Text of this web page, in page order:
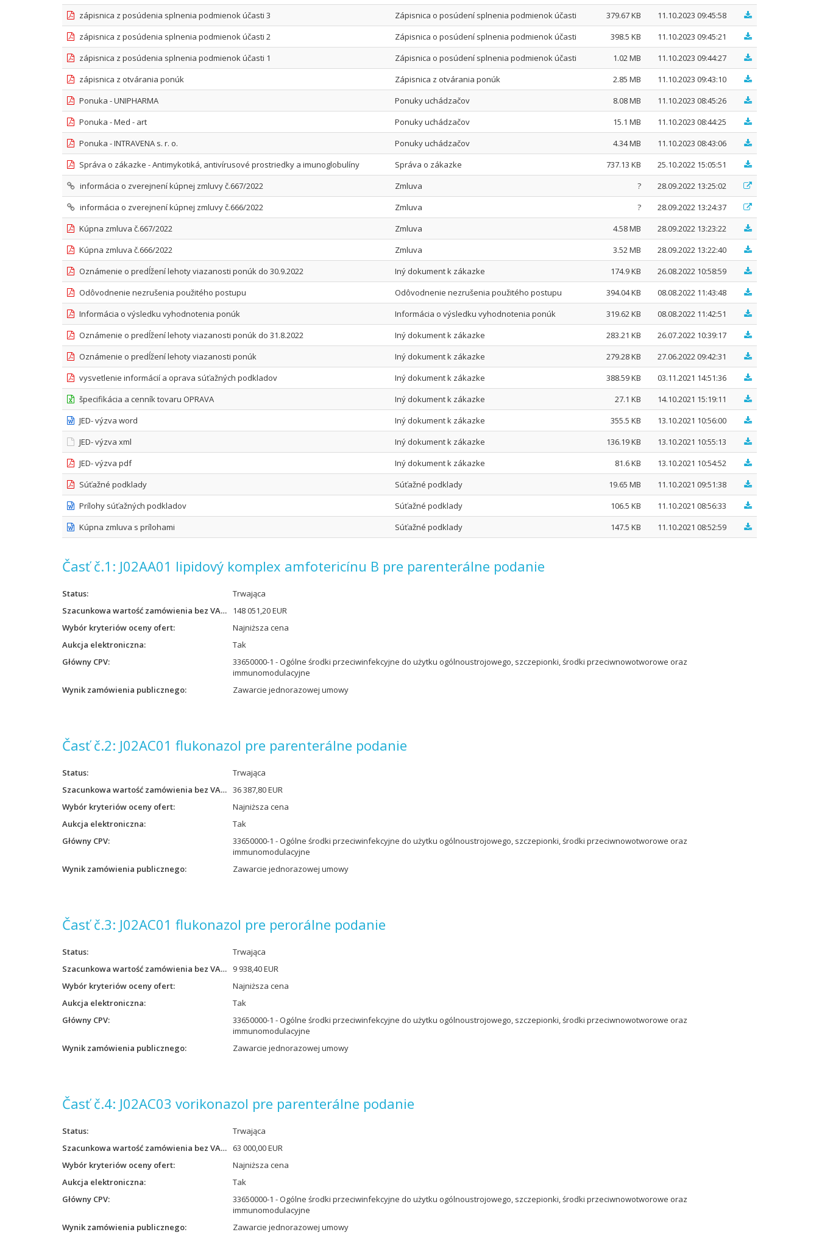
zápisnica z posúdenia splnenia podmienok účasti 3
Zápisnica o posúdení splnenia podmienok účasti 379.67 KB
11.10.2023 09:45:58
zápisnica z posúdenia splnenia podmienok účasti 2
Zápisnica o posúdení splnenia podmienok účasti 398.5 KB
11.10.2023 09:45:21
zápisnica z posúdenia splnenia podmienok účasti 1
Zápisnica o posúdení splnenia podmienok účasti 1.02 MB
11.10.2023 09:44:27
zápisnica z otvárania ponúk
Zápisnica z otvárania ponúk 2.85 MB
11.10.2023 09:43:10
Ponuka - UNIPHARMA
Ponuky uchádzačov 8.08 MB
11.10.2023 08:45:26
Ponuka - Med - art
Ponuky uchádzačov 15.1 MB
11.10.2023 08:44:25
Ponuka - INTRAVENA s. r. o.
Ponuky uchádzačov 4.34 MB
11.10.2023 08:43:06
Správa o zákazke - Antimykotiká, antivírusové prostriedky a imunoglobulíny
Správa o zákazke 737.13 KB
25.10.2022 15:05:51
informácia o zverejnení kúpnej zmluvy č.667/2022
Zmluva ?
28.09.2022 13:25:02
informácia o zverejnení kúpnej zmluvy č.666/2022
Zmluva ?
28.09.2022 13:24:37
Kúpna zmluva č.667/2022
Zmluva 4.58 MB
28.09.2022 13:23:22
Kúpna zmluva č.666/2022
Zmluva 3.52 MB
28.09.2022 13:22:40
Oznámenie o predĺžení lehoty viazanosti ponúk do 30.9.2022
Iný dokument k zákazke 174.9 KB
26.08.2022 10:58:59
Odôvodnenie nezrušenia použitého postupu
Odôvodnenie nezrušenia použitého postupu 394.04 KB
08.08.2022 11:43:48
Informácia o výsledku vyhodnotenia ponúk
Informácia o výsledku vyhodnotenia ponúk 319.62 KB
08.08.2022 11:42:51
Oznámenie o predĺžení lehoty viazanosti ponúk do 31.8.2022
Iný dokument k zákazke 283.21 KB
26.07.2022 10:39:17
Oznámenie o predĺžení lehoty viazanosti ponúk
Iný dokument k zákazke 279.28 KB
27.06.2022 09:42:31
vysvetlenie informácií a oprava súťažných podkladov
Iný dokument k zákazke 388.59 KB
03.11.2021 14:51:36
špecifikácia a cenník tovaru OPRAVA
Iný dokument k zákazke 27.1 KB
14.10.2021 15:19:11
JED- výzva word
Iný dokument k zákazke 355.5 KB
13.10.2021 10:56:00
JED- výzva xml
Iný dokument k zákazke 136.19 KB
13.10.2021 10:55:13
JED- výzva pdf
Iný dokument k zákazke 81.6 KB
13.10.2021 10:54:52
Súťažné podklady
Súťažné podklady 19.65 MB
11.10.2021 09:51:38
Prílohy súťažných podkladov
Súťažné podklady 106.5 KB
11.10.2021 08:56:33
Kúpna zmluva s prílohami
Súťažné podklady 147.5 KB 11.10.2021 08:52:59
Časť č.1: J02AA01 lipidový komplex amfotericínu B pre parenterálne podanie
Status
Trwająca
Szacunkowa wartość zamówienia bez VAT
148 051,20 EUR
Wybór kryteriów oceny ofert
Najniższa cena
Aukcja elektroniczna
Tak
Główny CPV
33650000-1 - Ogólne środki przeciwinfekcyjne do użytku ogólnoustrojowego, szczepionki, środki przeciwnowotworowe oraz
immunomodulacyjne
Wynik zamówienia publicznego
Zawarcie jednorazowej umowy
Časť č.2: J02AC01 flukonazol pre parenterálne podanie
Status
Trwająca
Szacunkowa wartość zamówienia bez VAT 36 387,80 EUR
Wybór kryteriów oceny ofert
Najniższa cena
Aukcja elektroniczna
Tak
Główny CPV
33650000-1 - Ogólne środki przeciwinfekcyjne do użytku ogólnoustrojowego, szczepionki, środki przeciwnowotworowe oraz
immunomodulacyjne
Wynik zamówienia publicznego
Zawarcie jednorazowej umowy
Časť č.3: J02AC01 flukonazol pre perorálne podanie
Status
Trwająca
Szacunkowa wartość zamówienia bez VAT
9 938,40 EUR
Wybór kryteriów oceny ofert
Najniższa cena
Aukcja elektroniczna
Tak
Główny CPV
33650000-1 - Ogólne środki przeciwinfekcyjne do użytku ogólnoustrojowego, szczepionki, środki przeciwnowotworowe oraz
immunomodulacyjne
Wynik zamówienia publicznego
Zawarcie jednorazowej umowy
Časť č.4: J02AC03 vorikonazol pre parenterálne podanie
Status
Trwająca
Szacunkowa wartość zamówienia bez VAT
63 000,00 EUR
Wybór kryteriów oceny ofert
Najniższa cena
Aukcja elektroniczna
Tak
Główny CPV
33650000-1 - Ogólne środki przeciwinfekcyjne do użytku ogólnoustrojowego, szczepionki, środki przeciwnowotworowe oraz
immunomodulacyjne
Wynik zamówienia publicznego
Zawarcie jednorazowej umowy